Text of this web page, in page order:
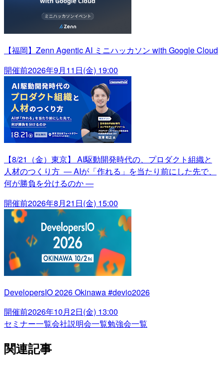
【福岡】Zenn Agentic AI ミニハッカソン with Google Cloud
開催前2026年9月11日(金) 19:00
【8/21（金）東京】 AI駆動開発時代の、プロダクト組織と
人材のつくり方 ― AIが「作れる」を当たり前にした先で、
何が勝負を分けるのか ―
開催前2026年8月21日(金) 15:00
DevelopersIO 2026 Okinawa #devio2026
開催前2026年10月2日(金) 13:00
セミナー一覧会社説明会一覧勉強会一覧
関連記事